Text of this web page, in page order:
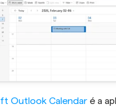
Outlook Calendar é a